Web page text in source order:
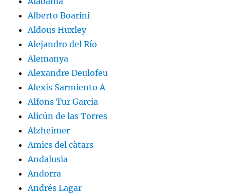
Alberto Boarini
Aldous Huxley
Alejandro del Río
Alemanya
Alexandre Deulofeu
Alexis Sarmiento A
Alfons Tur Garcia
Alicún de las Torres
Alzheimer
Amics del càtars
Andalusia
Andorra
Andrés Lagar